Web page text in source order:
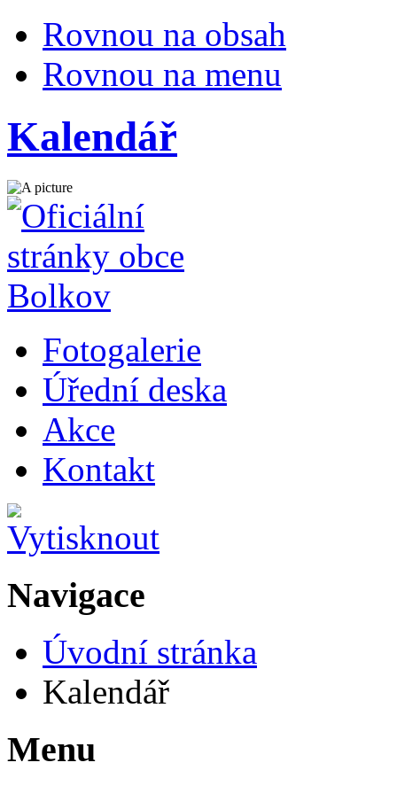
Rovnou na obsah
Rovnou na menu
Kalendář
Fotogalerie
Úřední deska
Akce
Kontakt
Navigace
Úvodní stránka
Kalendář
Menu